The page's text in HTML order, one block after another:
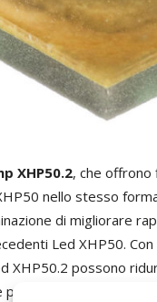
XHP50.2, che offrono
nello stesso
di migliorare
Led XHP50.
XHP50.2 possono
affrontare